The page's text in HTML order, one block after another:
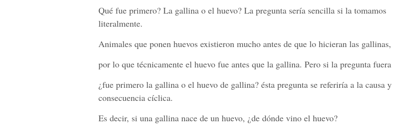
Qué fue primero? La gallina o el huevo? La pregunta sería sencilla si la tomamos
literalmente.
Animales que ponen huevos existieron mucho antes de que lo hicieran las gallinas,
por lo que técnicamente el huevo fue antes que la gallina. Pero si la pregunta fuera
¿fue primero la gallina o el huevo de gallina? ésta pregunta se referiría a la causa y
consecuencia cíclica.
Es decir, si una gallina nace de un huevo, ¿de dónde vino el huevo?